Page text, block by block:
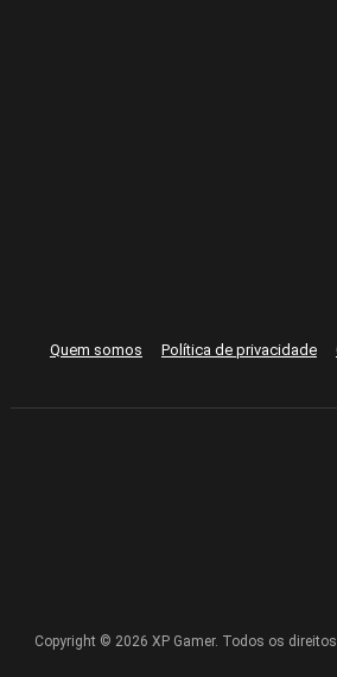
Quem somos Política de privacidade
Copyright © 2026 XP Gamer. Todos os direitos